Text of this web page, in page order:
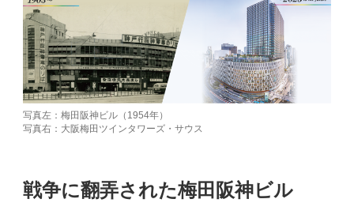
写真左：梅田阪神ビル（1954年）
写真右：大阪梅田ツインタワーズ・サウス
戦争に翻弄された梅田阪神ビル